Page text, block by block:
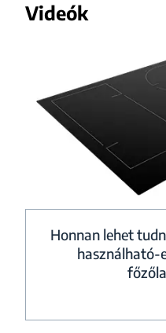
Videók
Honnan lehet
használható-